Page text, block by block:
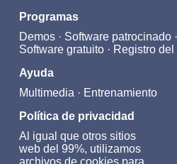
Programas
Demos
Software patrocinado
Software gratuito
Registro
Ayuda
Multimedia
Entrenamiento
Política de privacidad
Al igual que otros sitios
web del 99%, utilizamos
archivos de cookies para